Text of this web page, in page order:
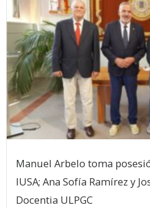
Manuel Arbelo toma
IUSA; Ana Sofía Ramírez y
Docentia ULPGC